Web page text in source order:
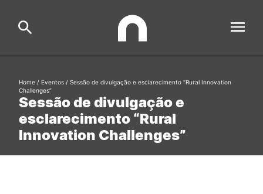
ESAC
Estudar
Search
Formative Offer
Sessão de divulgação e
esclarecimento “Rural
Innovation Challenges”
Home / Eventos / Sessão de divulgação e esclarecimento “Rural Innovation
Challenges”